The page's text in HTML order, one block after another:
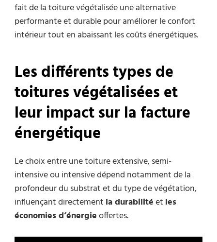
fait de la toiture végétalisée une alternative
performante et durable pour améliorer le confort
intérieur tout en abaissant les coûts énergétiques.
Les différents types de
toitures végétalisées et
leur impact sur la facture
énergétique
Le choix entre une toiture extensive, semi-
intensive ou intensive dépend notamment de la
profondeur du substrat et du type de végétation,
influençant directement la durabilitéet les
économies d’énergieoffertes.